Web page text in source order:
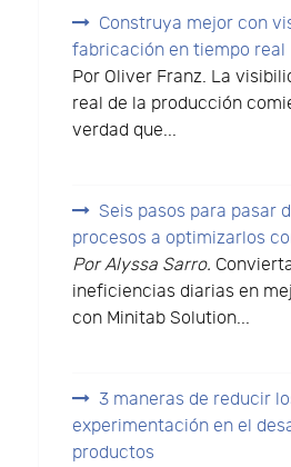
Construya mejor con
fabricación en tiempo real
Por Oliver Franz. La
real de la producción
verdad que...
Seis pasos para pasar
procesos a optimizarlos
Por Alyssa Sarro.
ineficiencias diarias en
con Minitab Solution...
3 maneras de reducir
experimentación en el
productos